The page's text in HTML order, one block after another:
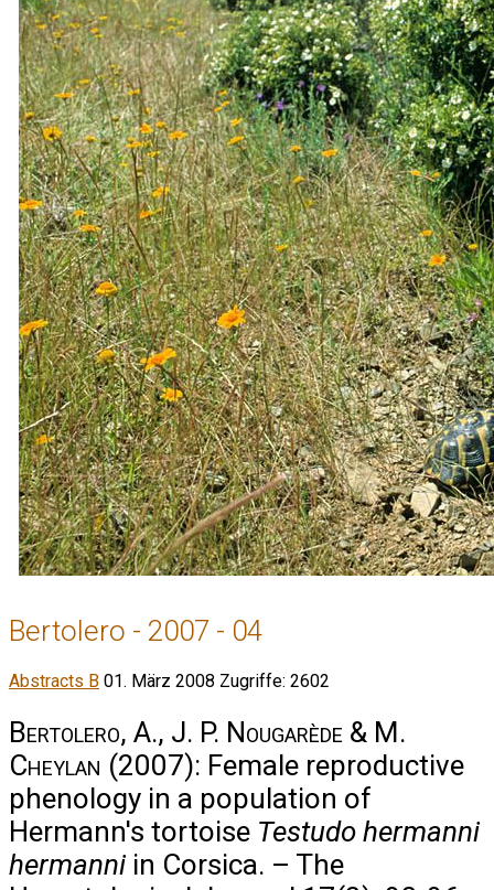
Bertolero - 2007 - 04
Abstracts B 01. März 2008 Zugriffe: 2602
Bertolero, A., J. P. Nougarède & M.
Cheylan (2007): Female reproductive
phenology in a population of
Hermann's tortoise Testudo hermanni
hermanniin Corsica. – The